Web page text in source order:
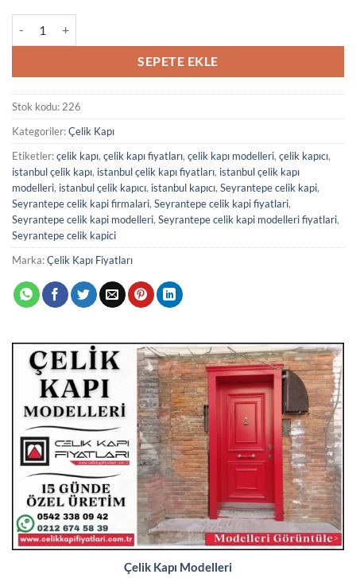
SEPETE EKLE
Stok kodu: 226
Kategoriler:Çelik Kapı
Etiketler:çelik kapı, çelik kapı fiyatları, çelik kapı modelleri, çelik kapıcı,
istanbul çelik kapı, istanbul çelik kapı fiyatları, istanbul çelik kapı
modelleri, istanbul çelik kapıcı, istanbul kapıcı, Seyrantepe celik kapi,
Seyrantepe celik kapi firmalari, Seyrantepe celik kapi fiyatlari,
Seyrantepe celik kapi modelleri, Seyrantepe celik kapi modelleri fiyatlari,
Seyrantepe celik kapici
Marka:Çelik Kapı Fiyatları
Çelik Kapı Modelleri